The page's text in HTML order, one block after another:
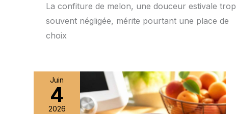
La confiture de melon, une douceur estivale trop
souvent négligée, mérite pourtant une place de
choix
Juin
4
2026